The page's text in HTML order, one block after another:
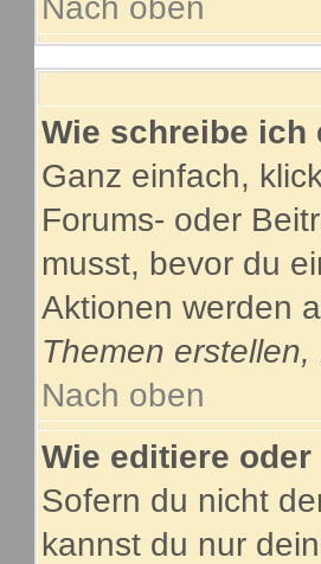
Nach oben
Wie schreibe ich
Ganz einfach,
Forums- oder
musst, bevor du
Aktionen werden
Themen
Nach oben
Wie editiere
Sofern du nicht
kannst du nur